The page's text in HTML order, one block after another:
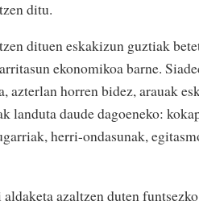
ditu.
dituen eskakizun guztiak
ekonomikoa barne.
azterlan horren bidez, arauak
landuta daude dagoeneko:
herri-ondasunak,
azaltzen duten